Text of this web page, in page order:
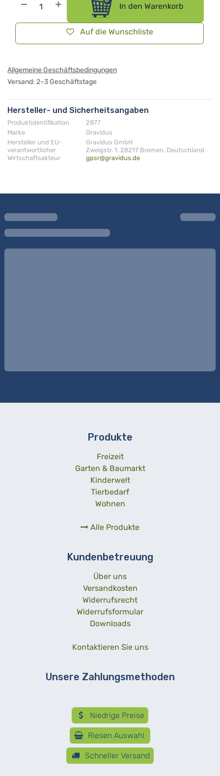
In den Warenkorb
Auf die Wunschliste
Allgemeine Geschäftsbedingungen
Versand: 2–3 Geschäftstage
Hersteller- und Sicherheitsangaben
Produktidentifikation
2877
Marke
Gravidus
Hersteller und EU-
verantwortlicher
Wirtschaftsakteur
Gravidus GmbH
Zweigstr. 1, 28217 Bremen, Deutschland
gpsr@gravidus.de
Produkte
Freizeit
Garten & Baumarkt
Kinderwelt
Tierbedarf
Wohnen
Alle Produkte
Kundenbetreuung
Über uns
Versandkosten
Widerrufsrecht
Widerrufsformular
Downloads
Kontaktieren Sie uns
Unsere Zahlungsmethoden
Niedrige Preise
Riesen Auswahl
Schneller Versand